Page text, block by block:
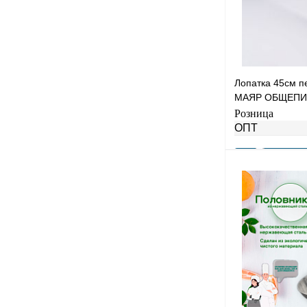
Лопатка 45см
МАЯР
спаек,с
YK-0902-200-200
Розница
ОПТ
Купить в 1 клик
В избранное